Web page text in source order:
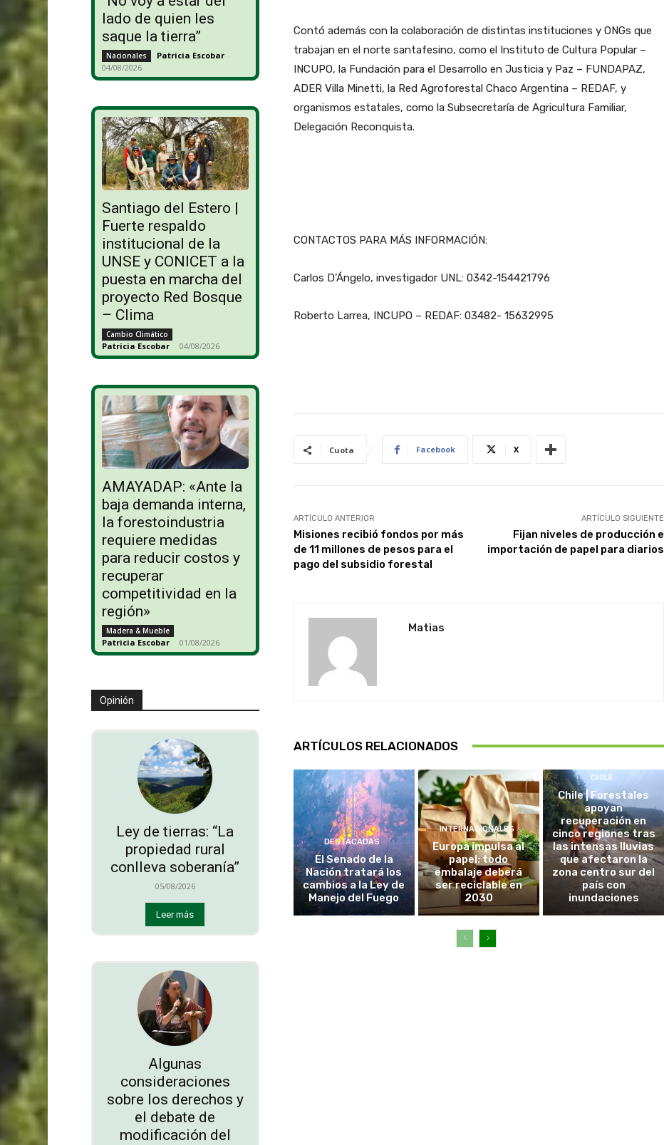
lado de quien les
saque la tierra”
Nacionales Patricia Escobar -
04/08/2026
Santiago del Estero |
Fuerte respaldo
institucional de la
UNSE y CONICET a la
puesta en marcha del
proyecto Red Bosque
– Clima
Cambio Climático
Patricia Escobar - 04/08/2026
AMAYADAP: «Ante la
baja demanda interna,
la forestoindustria
requiere medidas
para reducir costos y
recuperar
competitividad en la
región»
Madera & Mueble
Patricia Escobar - 01/08/2026
Opinión
Ley de tierras: “La
propiedad rural
conlleva soberanía”
05/08/2026
Leer más
Algunas
consideraciones
sobre los derechos y
el debate de
modificación del
Contó además con la colaboración de distintas instituciones y ONGs que
trabajan en el norte santafesino, como el Instituto de Cultura Popular –
INCUPO, la Fundación para el Desarrollo en Justicia y Paz – FUNDAPAZ,
ADER Villa Minetti, la Red Agroforestal Chaco Argentina – REDAF, y
organismos estatales, como la Subsecretaría de Agricultura Familiar,
Delegación Reconquista.
CONTACTOS PARA MÁS INFORMACIÓN:
Carlos D’Ángelo, investigador UNL: 0342-154421796
Roberto Larrea, INCUPO – REDAF: 03482- 15632995
Cuota Facebook X
ARTÍCULO ANTERIOR
Misiones recibió fondos por más
de 11 millones de pesos para el
pago del subsidio forestal
ARTÍCULO SIGUIENTE
Fijan niveles de producción e
importación de papel para diarios
Matias
ARTÍCULOS RELACIONADOS
DESTACADAS
El Senado de la
Nación tratará los
cambios a la Ley de
Manejo del Fuego
INTERNACIONALES
Europa impulsa al
papel: todo
embalaje deberá
ser reciclable en
2030
CHILE
Chile | Forestales
apoyan
recuperación en
cinco regiones tras
las intensas lluvias
que afectaron la
zona centro sur del
país con
inundaciones